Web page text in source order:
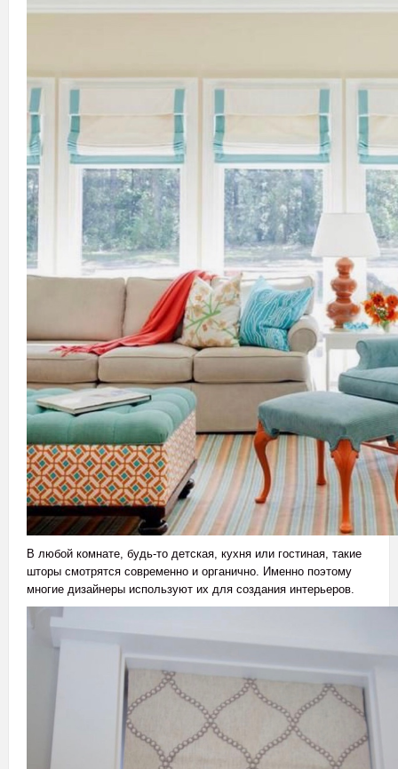
В любой комнате, будь-то детская, кухня или гостиная, такие
шторы смотрятся современно и органично. Именно поэтому
многие дизайнеры используют их для создания интерьеров.